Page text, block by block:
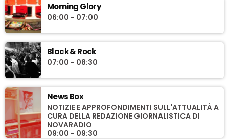
Morning Glory
06:00 - 07:00
Black & Rock
07:00 - 08:30
News Box
NOTIZIE E APPROFONDIMENTI SULL'ATTUALITÀ A
CURA DELLA REDAZIONE GIORNALISTICA DI
NOVARADIO
09:00 - 09:30